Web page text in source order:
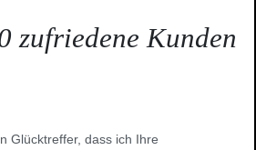
zufriedene Kunden
Glücktreffer, dass ich Ihre